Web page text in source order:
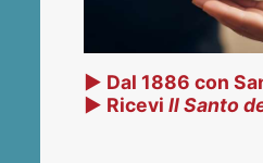
▶ Dal 1886 con
▶ RiceviIl Santo